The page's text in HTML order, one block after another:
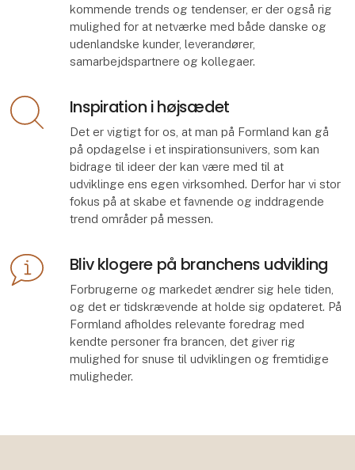
kommende trends og tendenser, er der også rig
mulighed for at netværke med både danske og
udenlandske kunder, leverandører,
samarbejdspartnere og kollegaer.
Inspiration i højsædet
Det er vigtigt for os, at man på Formland kan gå
på opdagelse i et inspirationsunivers, som kan
bidrage til ideer der kan være med til at
udviklinge ens egen virksomhed. Derfor har vi stor
fokus på at skabe et favnende og inddragende
trend områder på messen.
Bliv klogere på branchens udvikling
Forbrugerne og markedet ændrer sig hele tiden,
og det er tidskrævende at holde sig opdateret. På
Formland afholdes relevante foredrag med
kendte personer fra brancen, det giver rig
mulighed for snuse til udviklingen og fremtidige
muligheder.